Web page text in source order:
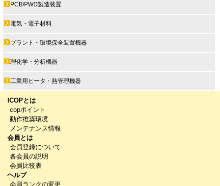
PCB/PWD製造装置
電気・電子材料
プラント・環境保全装置機器
理化学・分析機器
工業用ヒータ・熱管理機器
ICOPとは
copポイント
動作推奨環境
メンテナンス情報
会員とは
会員登録について
各会員の説明
会員比較表
ヘルプ
会員ランクの変更